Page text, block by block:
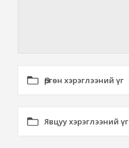
Өргөн хэрэглээний үг
Явцуу хэрэглээний үг